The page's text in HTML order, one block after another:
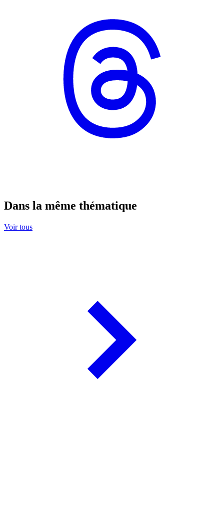
Dans la même thématique
Voir tous